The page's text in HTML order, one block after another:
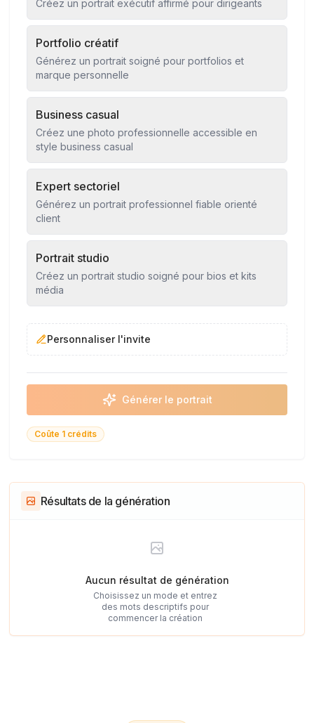
Créez un portrait exécutif affirmé pour dirigeants
Portfolio créatif
Générez un portrait soigné pour portfolios et
marque personnelle
Business casual
Créez une photo professionnelle accessible en
style business casual
Expert sectoriel
Générez un portrait professionnel fiable orienté
client
Portrait studio
Créez un portrait studio soigné pour bios et kits
média
Personnaliser l'invite
Générer le portrait
Coûte 1 crédits
Résultats de la génération
Aucun résultat de génération
Choisissez un mode et entrez
des mots descriptifs pour
commencer la création